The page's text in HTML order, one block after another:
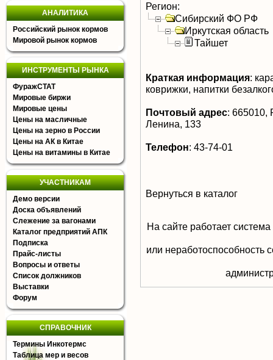
АНАЛИТИКА
Российский рынок кормов
Мировой рынок кормов
ИНСТРУМЕНТЫ РЫНКА
ФуражСТАТ
Мировые биржи
Мировые цены
Цены на масличные
Цены на зерно в России
Цены на АК в Китае
Цены на витамины в Китае
УЧАСТНИКАМ
Демо версии
Доска объявлений
Слежение за вагонами
Каталог предприятий АПК
Подписка
Прайс-листы
Вопросы и ответы
Список должников
Выставки
Форум
СПРАВОЧНИК
Термины Инкотермс
Таблица мер и весов
Регион:
Сибирский ФО РФ
Иркутская область
Тайшет
Краткая информация:
коврижки, напитки
Почтовый адрес: 665010,
Ленина, 133
Телефон: 43-74-01
Вернуться в каталог
На сайте работает
или неработоспособность